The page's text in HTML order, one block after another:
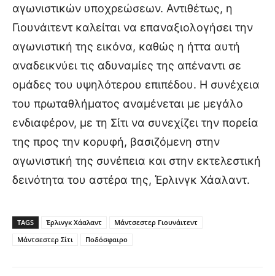
αγωνιστικών υποχρεώσεων. Αντιθέτως, η
Γιουνάιτεντ καλείται να επαναξιολογήσει την
αγωνιστική της εικόνα, καθώς η ήττα αυτή
αναδεικνύει τις αδυναμίες της απέναντι σε
ομάδες του υψηλότερου επιπέδου. Η συνέχεια
του πρωταθλήματος αναμένεται με μεγάλο
ενδιαφέρον, με τη Σίτι να συνεχίζει την πορεία
της προς την κορυφή, βασιζόμενη στην
αγωνιστική της συνέπεια και στην εκτελεστική
δεινότητα του αστέρα της, Έρλινγκ Χάαλαντ.
TAGS Έρλινγκ Χάαλαντ
Μάντσεστερ Γιουνάιτεντ
Μάντσεστερ Σίτι
Ποδόσφαιρο